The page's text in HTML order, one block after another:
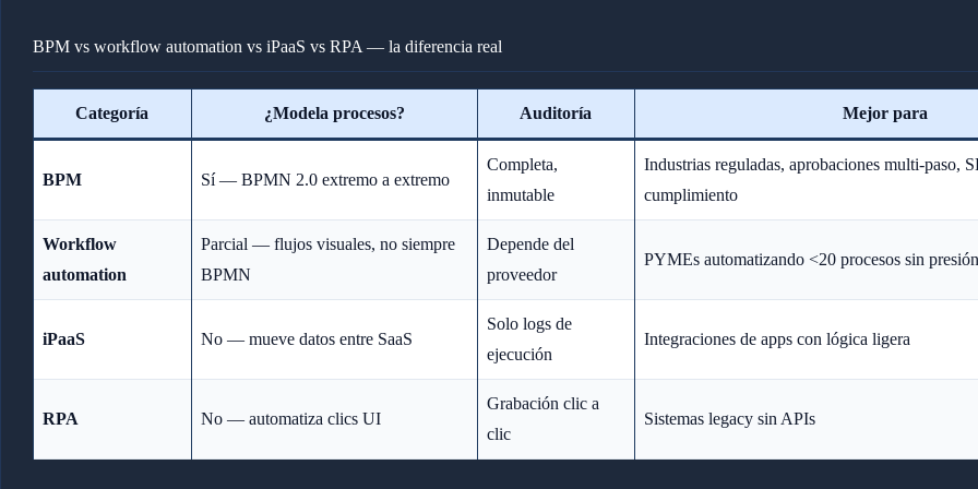
BPM vs workflow automation vs iPaaS vs RPA — la diferencia real
Categoría ¿Modela procesos? Auditoría Mejor para
BPM Sí — BPMN 2.0 extremo a extremo
Completa,
inmutable
Industrias reguladas, aprobaciones multi-paso,
cumplimiento
Workflow
automation
Parcial — flujos visuales, no siempre
BPMN
Depende del
proveedor
PYMEs automatizando <20 procesos sin
iPaaS No — mueve datos entre SaaS
Solo logs de
ejecución
Integraciones de apps con lógica ligera
RPA No — automatiza clics UI
Grabación clic a
clic
Sistemas legacy sin APIs